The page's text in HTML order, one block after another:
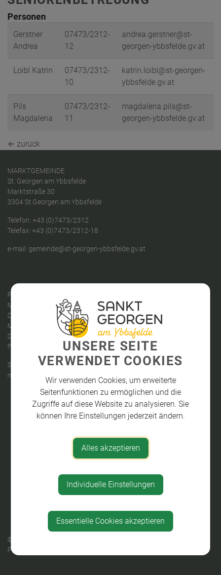
Personen
Gerstner
Andrea
07473/2312-
12
andrea.gerstner@st-
georgen-ybbsfelde.gv.at
Loibl Katrin
07473/2312-
10
katrin.loibl@st-georgen-
ybbsfelde.gv.at
Pils
Magdalena
07473/2312-
11
magdalena.pils@st-
georgen-ybbsfelde.gv.at
⇐ zurück
MARKTGEMEINDE
St. Georgen am Ybbsfelde
Marktstraße 30
3304 St.Georgen am Ybbsfelde
Telefon: +43 (0)7473/2312
Telefax: +43 (0)7473/2312-18
e-mail: gemeinde@st-georgen-ybbsfelde.gv.at
PARTEIENVERKEHR
Montag: 09:00 - 12:00 Uhr
Dienstag: 14:00 - 18:00 Uhr
Mittwoch: 08:00 - 12:00 Uhr
Donnerstag: kein Parteienverkehr
Freitag: 08:00 - 12:00 Uhr
Sprechstunden des Bürgermeisters:
nach telefonischer Vereinbarung
© 2026 Sankt Georgen am Ybbsfelde |
Produkt der
UNSERE SEITE
VERWENDET COOKIES
Wir verwenden Cookies, um erweiterte
Seitenfunktionen zu ermöglichen und die
Zugriffe auf diese Website zu analysieren. Sie
können Ihre Einstellungen jederzeit ändern.
Alles akzeptieren
Individuelle Einstellungen
Essentielle Cookies akzeptieren